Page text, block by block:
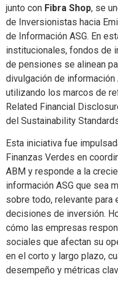
junto con Fibra Shop, se
de Inversionistas hacia
de Información ASG. En
institucionales, fondos de
de pensiones se alinean
divulgación de información
utilizando los marcos de
Related Financial
del Sustainability
Esta iniciativa fue
Finanzas Verdes en
ABM y responde a la
información ASG que sea
sobre todo, relevante para
decisiones de inversión.
cómo las empresas
sociales que afectan su
en el corto y largo plazo,
desempeño y métricas